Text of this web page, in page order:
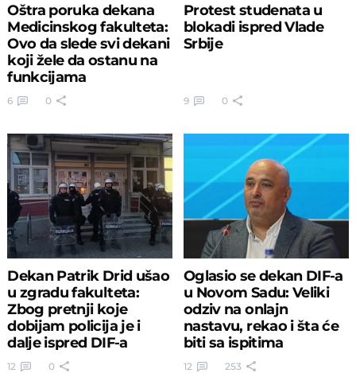
Oštra poruka dekana
Medicinskog fakulteta:
Ovo da slede svi dekani
koji žele da ostanu na
funkcijama
6 0
Protest studenata u
blokadi ispred Vlade
Srbije
9 0
Dekan Patrik Drid ušao
u zgradu fakulteta:
Zbog pretnji koje
dobijam policija je i
dalje ispred DIF-a
12 0
Oglasio se dekan DIF-a
u Novom Sadu: Veliki
odziv na onlajn
nastavu, rekao i šta će
biti sa ispitima
12 253